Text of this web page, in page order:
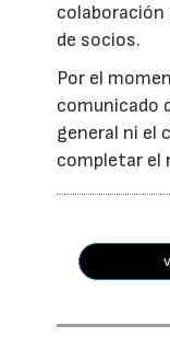
de socios.
Por el
comunicado
general ni el
completar el